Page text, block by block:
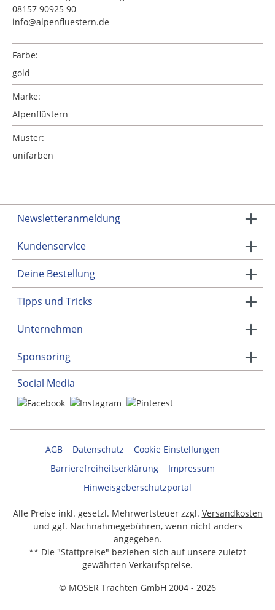
08157 90925 90
info@alpenfluestern.de
Farbe:
gold
Marke:
Alpenflüstern
Muster:
unifarben
Newsletteranmeldung
Kundenservice
Deine Bestellung
Tipps und Tricks
Unternehmen
Sponsoring
Social Media
AGB Datenschutz
Cookie Einstellungen
Barrierefreiheitserklärung
Impressum
Hinweisgeberschutzportal
Alle Preise inkl. gesetzl. Mehrwertsteuer zzgl. Versandkosten
und ggf. Nachnahmegebühren, wenn nicht anders
angegeben.
** Die "Stattpreise" beziehen sich auf unsere zuletzt
gewährten Verkaufspreise.
© MOSER Trachten GmbH 2004 - 2026